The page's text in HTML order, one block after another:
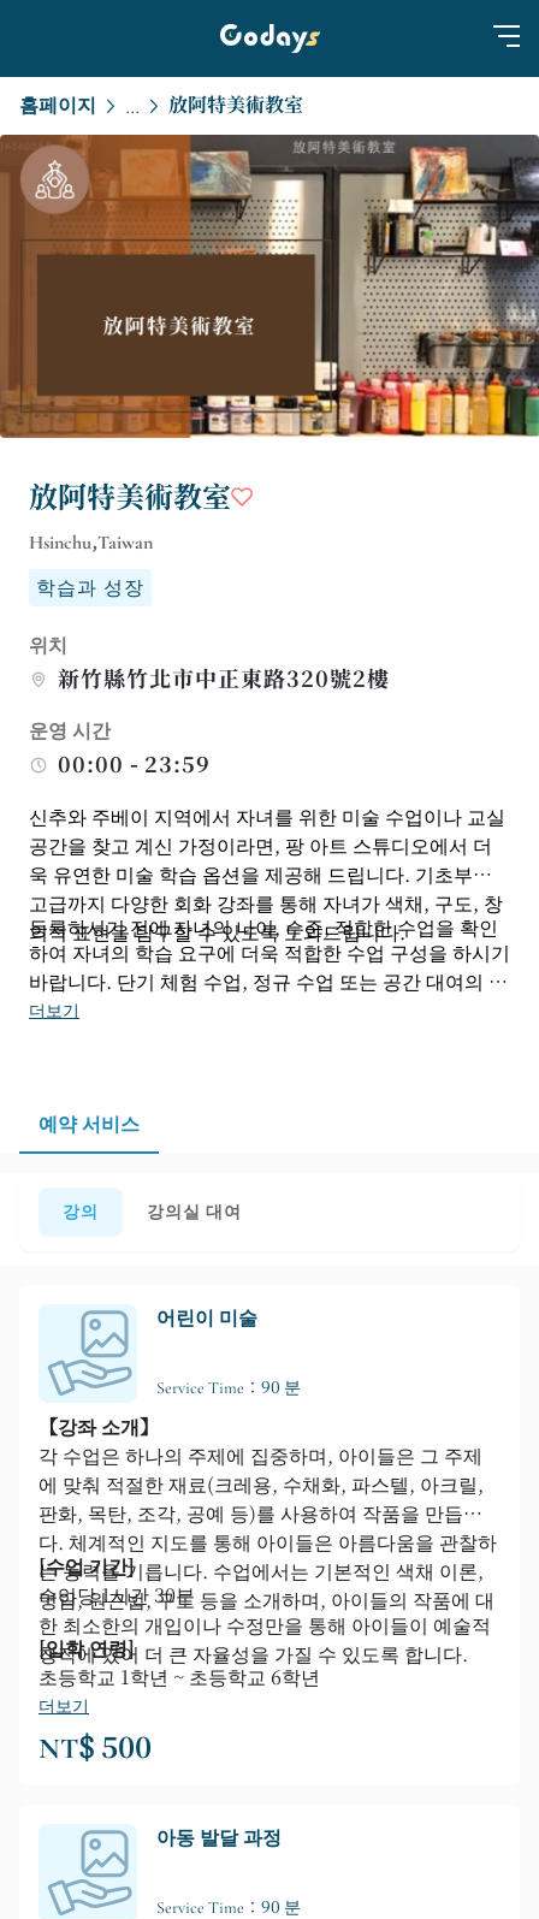
홈페이지 ... 放阿特美術教室
放阿特美術教室
Hsinchu,Taiwan
학습과 성장
위치
新竹縣竹北市中正東路320號2樓
운영 시간
00:00 - 23:59
신추와 주베이 지역에서 자녀를 위한 미술 수업이나 교실
공간을 찾고 계신 가정이라면, 팡 아트 스튜디오에서 더
욱 유연한 미술 학습 옵션을 제공해 드립니다. 기초부터
고급까지 다양한 회화 강좌를 통해 자녀가 색채, 구도, 창
의적 표현을 탐구할 수 있도록 도와드립니다.
등록하시기 전에 자녀의 나이, 수준, 적합한 수업을 확인
하여 자녀의 학습 요구에 더욱 적합한 수업 구성을 하시기
바랍니다. 단기 체험 수업, 정규 수업 또는 공간 대여의 경
우, 픽업 및 하차, 이후 일정 조정을 위해 이용 가능한 시
더보기
예약 서비스
강의 강의실 대여
어린이 미술
Service Time：90 분
【강좌 소개】
각 수업은 하나의 주제에 집중하며, 아이들은 그 주제
에 맞춰 적절한 재료(크레용, 수채화, 파스텔, 아크릴,
판화, 목탄, 조각, 공예 등)를 사용하여 작품을 만듭니
다. 체계적인 지도를 통해 아이들은 아름다움을 관찰하
는 능력을 기릅니다. 수업에서는 기본적인 색채 이론,
명암, 원근법, 구도 등을 소개하며, 아이들의 작품에 대
한 최소한의 개입이나 수정만을 통해 아이들이 예술적
창작에 있어 더 큰 자율성을 가질 수 있도록 합니다.
[수업 기간]
수업당 1시간 30분
[입학 연령]
초등학교 1학년 ~ 초등학교 6학년
더보기
NT$ 500
아동 발달 과정
Service Time：90 분